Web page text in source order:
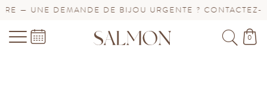
— UNE DEMANDE DE BIJOU URGENTE ? CONTACTEZ-
0